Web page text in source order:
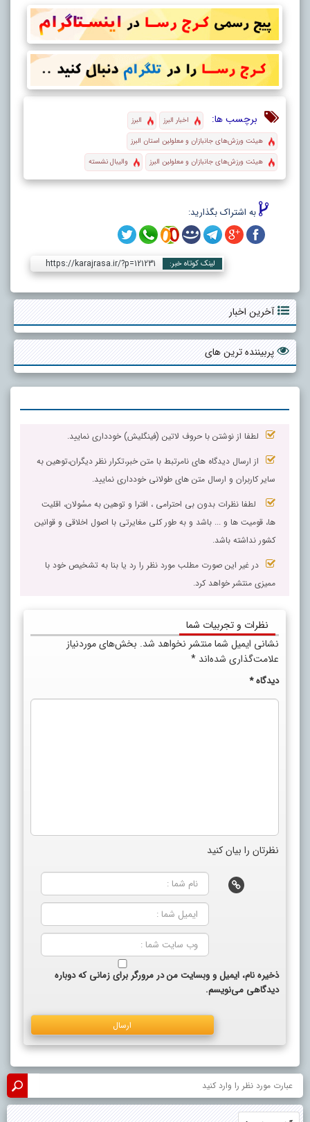
برچسب ها: اخبار البرز
البرز
هیئت ورزش‌های جانبازان و معلولین استان البرز
هیئت ورزش‌های جانبازان و معلولین البرز
والیبال نشسته
به اشتراک بگذارید:
لینک کوتاه خبر: https://karajrasa.ir/?p=121231
آخرین اخبار
پربیننده ترین های
لطفا از نوشتن با حروف لاتین (فینگلیش) خودداری نمایید.
از ارسال دیدگاه های نامرتبط با متن خبر،تکرار نظر دیگران،توهین به
سایر کاربران و ارسال متن های طولانی خودداری نمایید.
لطفا نظرات بدون بی احترامی ، افترا و توهین به مسٔولان، اقلیت
ها، قومیت ها و ... باشد و به طور کلی مغایرتی با اصول اخلاقی و قوانین
کشور نداشته باشد.
در غیر این صورت مطلب مورد نظر را رد یا بنا به تشخیص خود با
ممیزی منتشر خواهد کرد.
نظرات و تجربیات شما
نشانی ایمیل شما منتشر نخواهد شد. بخش‌های موردنیاز
علامت‌گذاری شده‌اند *
دیدگاه*
نظرتان را بیان کنید
ذخیره نام، ایمیل و وبسایت من در مرورگر برای زمانی که دوباره
دیدگاهی می‌نویسم.